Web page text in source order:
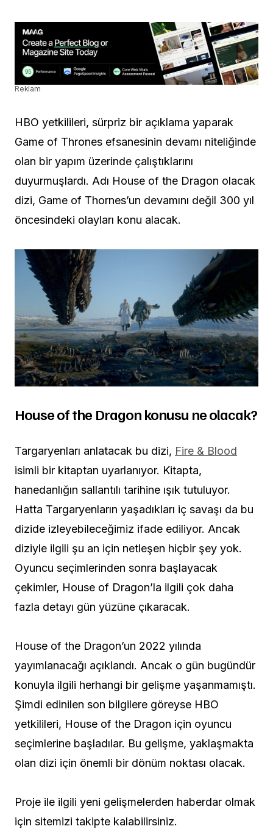
Reklam
HBO yetkilileri, sürpriz bir açıklama yaparak
Game of Thrones efsanesinin devamı niteliğinde
olan bir yapım üzerinde çalıştıklarını
duyurmuşlardı. Adı House of the Dragon olacak
dizi, Game of Thornes’un devamını değil 300 yıl
öncesindeki olayları konu alacak.
House of the Dragon konusu ne olacak?
Targaryenları anlatacak bu dizi, Fire & Blood
isimli bir kitaptan uyarlanıyor. Kitapta,
hanedanlığın sallantılı tarihine ışık tutuluyor.
Hatta Targaryenların yaşadıkları iç savaşı da bu
dizide izleyebileceğimiz ifade ediliyor. Ancak
diziyle ilgili şu an için netleşen hiçbir şey yok.
Oyuncu seçimlerinden sonra başlayacak
çekimler, House of Dragon’la ilgili çok daha
fazla detayı gün yüzüne çıkaracak.
House of the Dragon’un 2022 yılında
yayımlanacağı açıklandı. Ancak o gün bugündür
konuyla ilgili herhangi bir gelişme yaşanmamıştı.
Şimdi edinilen son bilgilere göreyse HBO
yetkilileri, House of the Dragon için oyuncu
seçimlerine başladılar. Bu gelişme, yaklaşmakta
olan dizi için önemli bir dönüm noktası olacak.
Proje ile ilgili yeni gelişmelerden haberdar olmak
için sitemizi takipte kalabilirsiniz.